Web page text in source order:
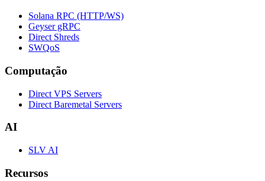
Solana RPC (HTTP/WS)
Geyser gRPC
Direct Shreds
SWQoS
Computação
Direct VPS Servers
Direct Baremetal Servers
AI
SLV AI
Recursos